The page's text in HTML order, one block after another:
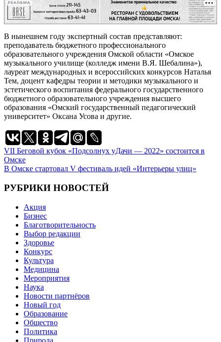
РЕКЛАМА
В нынешнем году экспертный состав представляют:
преподаватель бюджетного профессионального
образовательного учреждения Омской области «Омское
музыкального училище (колледж имени В.Я. Шебалина»),
лауреат международных и всероссийских конкурсов Наталья
Тем, доцент кафедры теории и методики музыкального и
эстетического воспитания федерального государственного
бюджетного образовательного учреждения высшего
образования «Омский государственный педагогический
университет» Оксана Усова и другие.
Навигация
по
VII Беговой кубок «Подсолнух уДачи — 2022» состоится в
Омске
В Омске стартовал V фестиваль идей «Интерьеры улиц»
РУБРИКИ НОВОСТЕЙ
Акция
Бизнес
Благотворительность
Выбор редакции
Здоровье
Конкурс
Культура
Медицина
Мероприятия
Наука
Новости партнёров
Новый год
Образование
Общество
Политика
Природа